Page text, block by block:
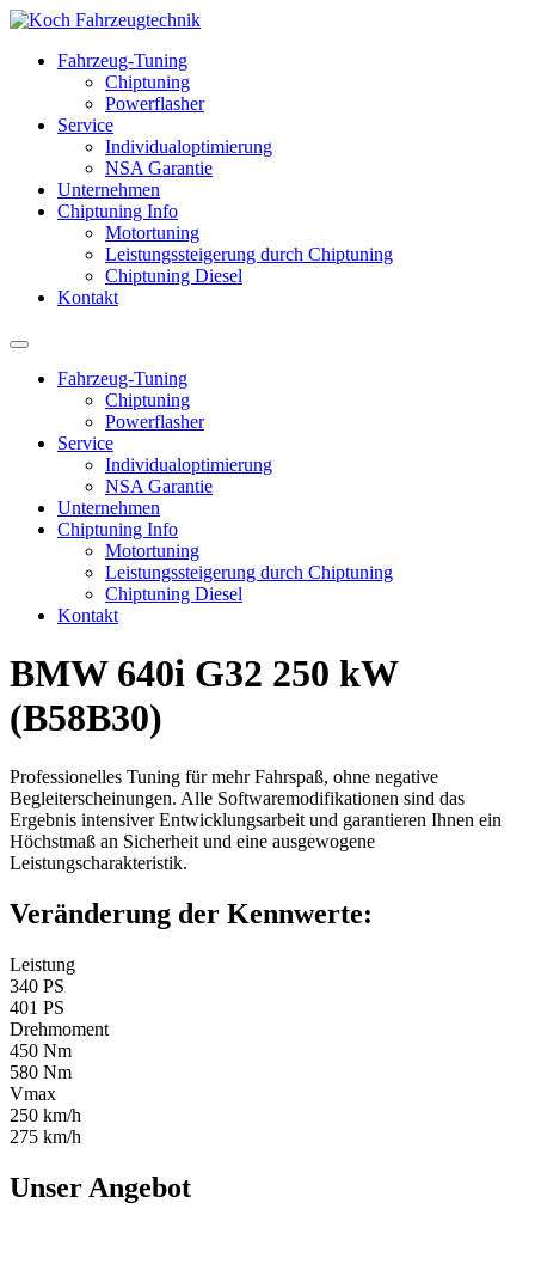
Fahrzeug-Tuning
Chiptuning
Powerflasher
Service
Individualoptimierung
NSA Garantie
Unternehmen
Chiptuning Info
Motortuning
Leistungssteigerung durch Chiptuning
Chiptuning Diesel
Kontakt
Fahrzeug-Tuning
Chiptuning
Powerflasher
Service
Individualoptimierung
NSA Garantie
Unternehmen
Chiptuning Info
Motortuning
Leistungssteigerung durch Chiptuning
Chiptuning Diesel
Kontakt
BMW 640i G32 250 kW
(B58B30)
Professionelles Tuning für mehr Fahrspaß, ohne negative
Begleiterscheinungen. Alle Softwaremodifikationen sind das
Ergebnis intensiver Entwicklungsarbeit und garantieren Ihnen ein
Höchstmaß an Sicherheit und eine ausgewogene
Leistungscharakteristik.
Veränderung der Kennwerte:
Leistung
340 PS
401 PS
Drehmoment
450 Nm
580 Nm
Vmax
250 km/h
275 km/h
Unser Angebot